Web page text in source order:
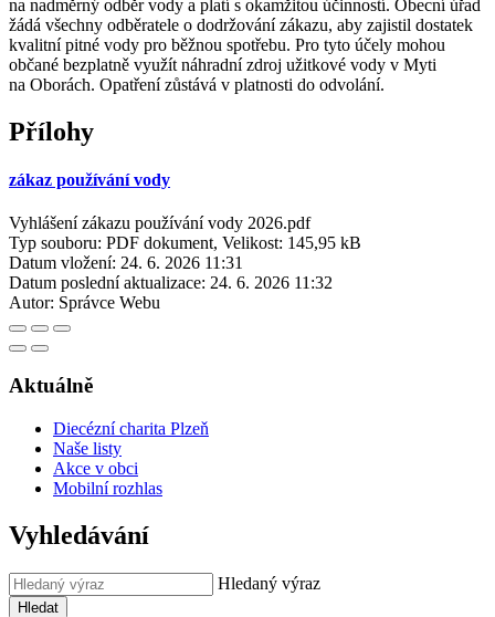
na nadměrný odběr vody a platí s okamžitou účinností. Obecní úřad
žádá všechny odběratele o dodržování zákazu, aby zajistil dostatek
kvalitní pitné vody pro běžnou spotřebu. Pro tyto účely mohou
občané bezplatně využít náhradní zdroj užitkové vody v Myti
na Oborách. Opatření zůstává v platnosti do odvolání.
Přílohy
zákaz používání vody
Vyhlášení zákazu používání vody 2026.pdf
Typ souboru: PDF dokument, Velikost: 145,95 kB
Datum vložení: 24. 6. 2026 11:31
Datum poslední aktualizace: 24. 6. 2026 11:32
Autor: Správce Webu
Aktuálně
Diecézní charita Plzeň
Naše listy
Akce v obci
Mobilní rozhlas
Vyhledávání
Hledaný výraz
Hledat